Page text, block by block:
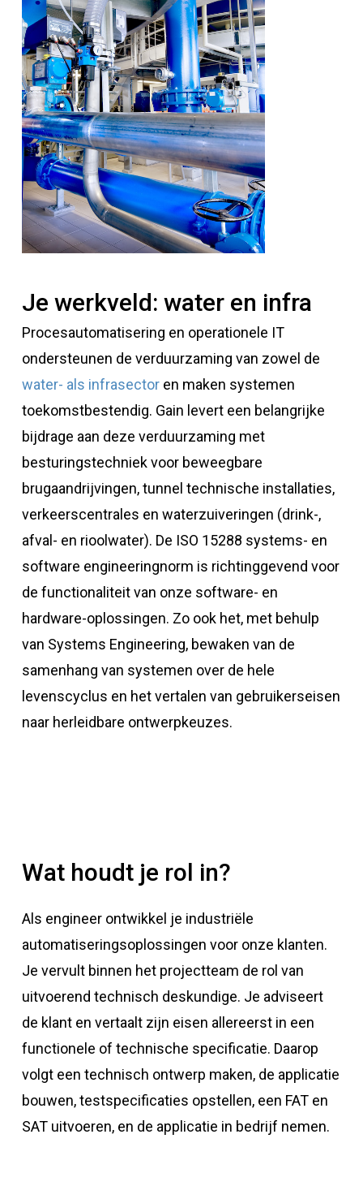
Je werkveld: water en infra
Procesautomatisering en operationele IT
ondersteunen de verduurzaming van zowel de
water- als infrasectoren maken systemen
toekomstbestendig. Gain levert een belangrijke
bijdrage aan deze verduurzaming met
besturingstechniek voor beweegbare
brugaandrijvingen, tunnel technische installaties,
verkeerscentrales en waterzuiveringen (drink-,
afval- en rioolwater). De ISO 15288 systems- en
software engineeringnorm is richtinggevend voor
de functionaliteit van onze software- en
hardware-oplossingen. Zo ook het, met behulp
van Systems Engineering, bewaken van de
samenhang van systemen over de hele
levenscyclus en het vertalen van gebruikerseisen
naar herleidbare ontwerpkeuzes.
Wat houdt je rol in?
Als engineer ontwikkel je industriële
automatiseringsoplossingen voor onze klanten.
Je vervult binnen het projectteam de rol van
uitvoerend technisch deskundige. Je adviseert
de klant en vertaalt zijn eisen allereerst in een
functionele of technische specificatie. Daarop
volgt een technisch ontwerp maken, de applicatie
bouwen, testspecificaties opstellen, een FAT en
SAT uitvoeren, en de applicatie in bedrijf nemen.